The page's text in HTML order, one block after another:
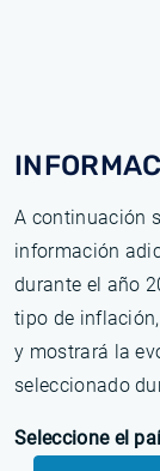
A continuación
información
durante el año
tipo de
y mostrará la
seleccionado
Seleccione el